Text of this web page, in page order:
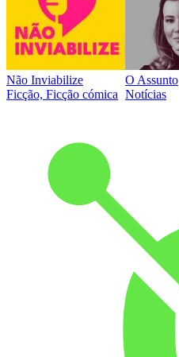
Não Inviabilize
Ficção, Ficção cómica
O Assunto
Notícias